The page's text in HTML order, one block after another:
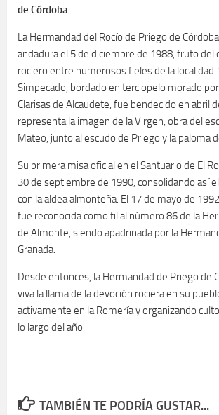
de Córdoba
La Hermandad del Rocío de Priego de
andadura el 5 de diciembre de 1988, fruto del
rociero entre numerosos fieles de la
Simpecado, bordado en terciopelo morado
Clarisas de Alcaudete, fue bendecido en abril
representa la imagen de la Virgen, obra del
Mateo, junto al escudo de Priego y la paloma
Su primera misa oficial en el Santuario de El
30 de septiembre de 1990, consolidando así
con la aldea almonteña. El 17 de mayo de
fue reconocida como filial número 86 de la
de Almonte, siendo apadrinada por la
Granada.
Desde entonces, la Hermandad de Priego de
viva la llama de la devoción rociera en su
activamente en la Romería y organizando
lo largo del año.
TAMBIÉN TE PODRÍA GUSTAR...